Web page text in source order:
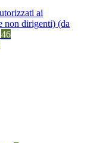
ai
non dirigenti) (da
46